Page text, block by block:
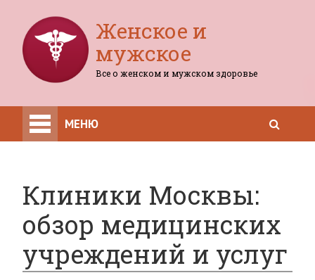
Женское и
мужское
Все о женском и мужском здоровье
МЕНЮ
Клиники Москвы:
обзор медицинских
учреждений и услуг